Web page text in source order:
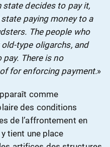
state decides to pay it,
paying money to a
The people who
type oligarchs, and
There is no
for enforcing payment.»
comme
des conditions
de l’affrontement en
tient une place